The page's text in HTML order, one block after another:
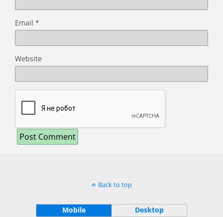
Email *
Website
Back to top
Mobile Desktop